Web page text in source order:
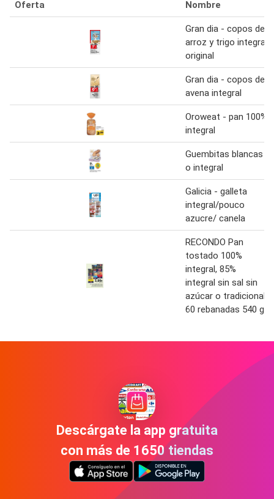
Oferta Nombre
Gran dia - copos de
arroz y trigo integral
original
Gran dia - copos de
avena integral
Oroweat - pan 100%
integral
Guembitas blancas
o integral
Galicia - galleta
integral/pouco
azucre/ canela
RECONDO Pan
tostado 100%
integral, 85%
integral sin sal sin
azúcar o tradicional
60 rebanadas 540 g
Descárgate la app gratuita
con más de 1650 tiendas